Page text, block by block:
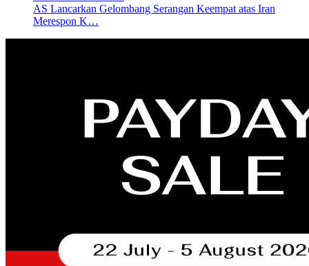
AS Lancarkan Gelombang Serangan Keempat atas Iran
Merespon K…